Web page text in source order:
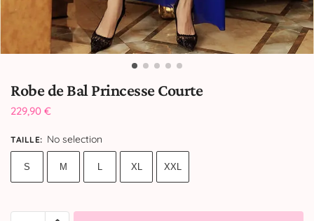
Robe de Bal Princesse Courte
229,90 €
TAILLE: No selection
S M L XL XXL